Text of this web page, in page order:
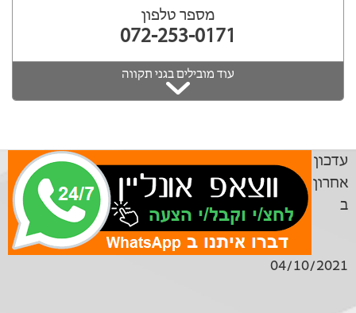
מספר טלפון
072-253-0171
עוד מובילים בגני תקווה
עדכון
אחרון
ב
04/10/2021